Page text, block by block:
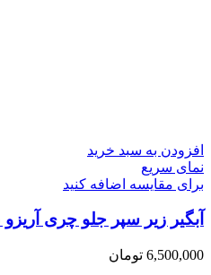
افزودن به سبد خرید
نمای سریع
برای مقایسه اضافه کنید
آبگیر زیر سپر جلو چری آریزو 6 معمولی ARRIZO 6
6,500,000 تومان